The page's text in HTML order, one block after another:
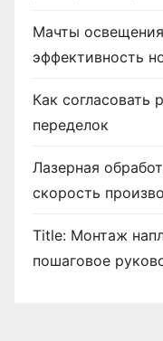
Мачты
эффективность
Как согласовать
переделок
Лазерная
скорость
Title: Монтаж
пошаговое